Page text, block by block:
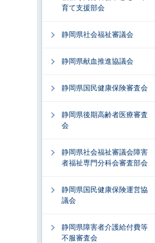
育て支援部会
静岡県社会福祉審議会
静岡県献血推進協議会
静岡県国民健康保険審査会
静岡県後期高齢者医療審査
会
静岡県社会福祉審議会障害
者福祉専門分科会審査部会
静岡県国民健康保険運営協
議会
静岡県障害者介護給付費等
不服審査会